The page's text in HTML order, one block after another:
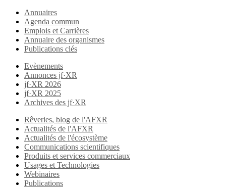
Annuaires
Agenda commun
Emplois et Carrières
Annuaire des organismes
Publications clés
Evènements
Annonces jf·XR
jf·XR 2026
jf·XR 2025
Archives des jf·XR
Rêveries, blog de l'AFXR
Actualités de l'AFXR
Actualités de l'écosystème
Communications scientifiques
Produits et services commerciaux
Usages et Technologies
Webinaires
Publications